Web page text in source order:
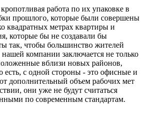
работа по их упаковке в
прошлого, которые были совершены
квадратных метрах квартиры и
которые бы не создавали бы
так, чтобы большинство жителей
компании заключается не только
вблизи новых районов,
с одной стороны - это офисные и
дополнительный объем рабочих мет
они уже не будут считаться
по современным стандартам.